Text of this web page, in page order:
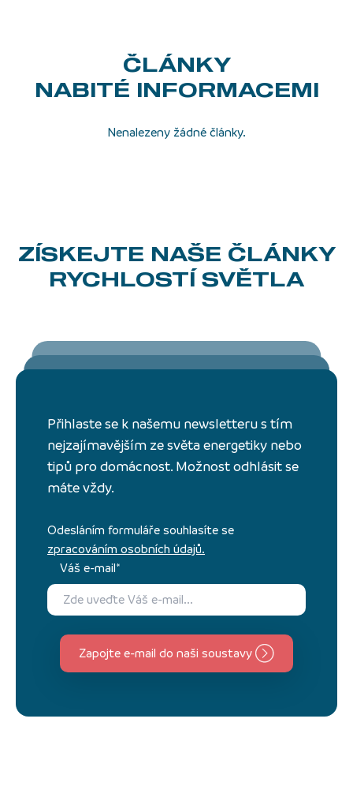
ČLÁNKY
NABITÉ INFORMACEMI
Nenalezeny žádné články.
ZÍSKEJTE NAŠE ČLÁNKY
RYCHLOSTÍ SVĚTLA
Přihlaste se k našemu newsletteru s tím
nejzajímavějším ze světa energetiky nebo
tipů pro domácnost. Možnost odhlásit se
máte vždy.
Odesláním formuláře souhlasíte se
zpracováním osobních údajů.
Váš e-mail*
Zapojte e-mail do naši soustavy